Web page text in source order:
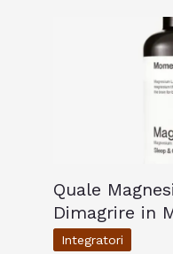
Quale
Dimagrire in
Integratori